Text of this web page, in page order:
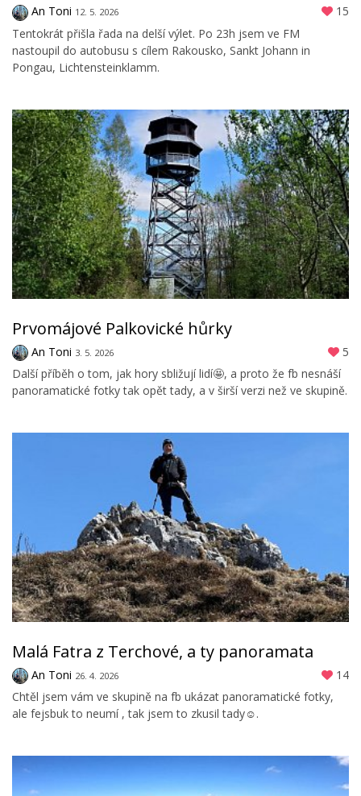
An Toni 12. 5. 2026
15
Tentokrát přišla řada na delší výlet. Po 23h jsem ve FM
nastoupil do autobusu s cílem Rakousko, Sankt Johann in
Pongau, Lichtensteinklamm.
Prvomájové Palkovické hůrky
An Toni 3. 5. 2026
5
Další příběh o tom, jak hory sbližují lidí🤩, a proto že fb nesnáší
panoramatické fotky tak opět tady, a v širší verzi než ve skupině.
Malá Fatra z Terchové, a ty panoramata
An Toni 26. 4. 2026
14
Chtěl jsem vám ve skupině na fb ukázat panoramatické fotky,
ale fejsbuk to neumí , tak jsem to zkusil tady☺️.